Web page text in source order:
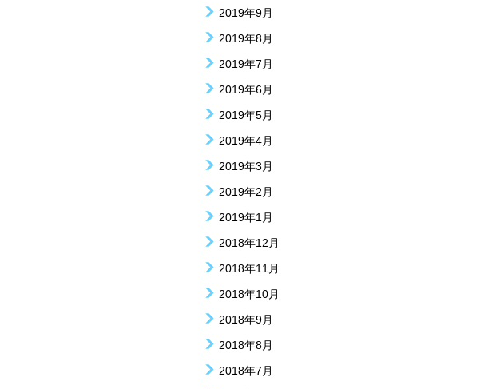
2019年9月
2019年8月
2019年7月
2019年6月
2019年5月
2019年4月
2019年3月
2019年2月
2019年1月
2018年12月
2018年11月
2018年10月
2018年9月
2018年8月
2018年7月